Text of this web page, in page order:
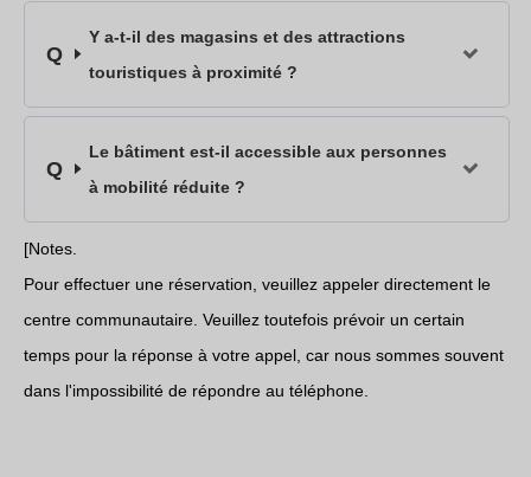
Y a-t-il des magasins et des attractions
touristiques à proximité ?
Le bâtiment est-il accessible aux personnes
à mobilité réduite ?
[Notes.
Pour effectuer une réservation, veuillez appeler directement le
centre communautaire. Veuillez toutefois prévoir un certain
temps pour la réponse à votre appel, car nous sommes souvent
dans l'impossibilité de répondre au téléphone.